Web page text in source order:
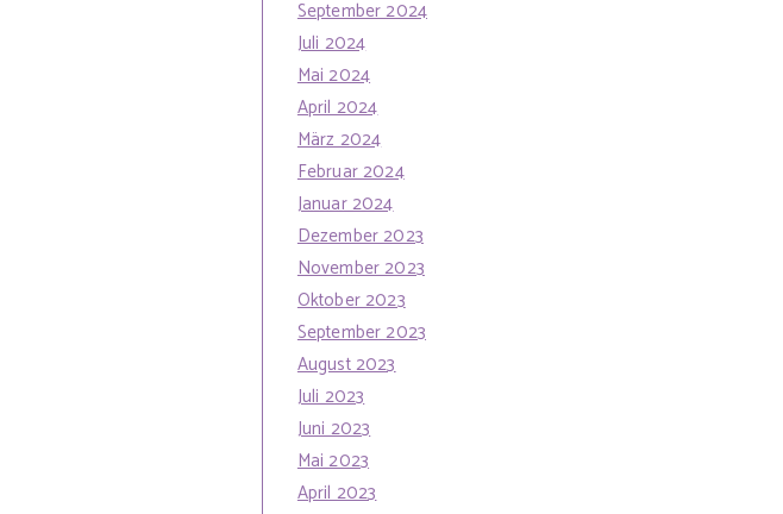
September 2024
Juli 2024
Mai 2024
April 2024
März 2024
Februar 2024
Januar 2024
Dezember 2023
November 2023
Oktober 2023
September 2023
August 2023
Juli 2023
Juni 2023
Mai 2023
April 2023